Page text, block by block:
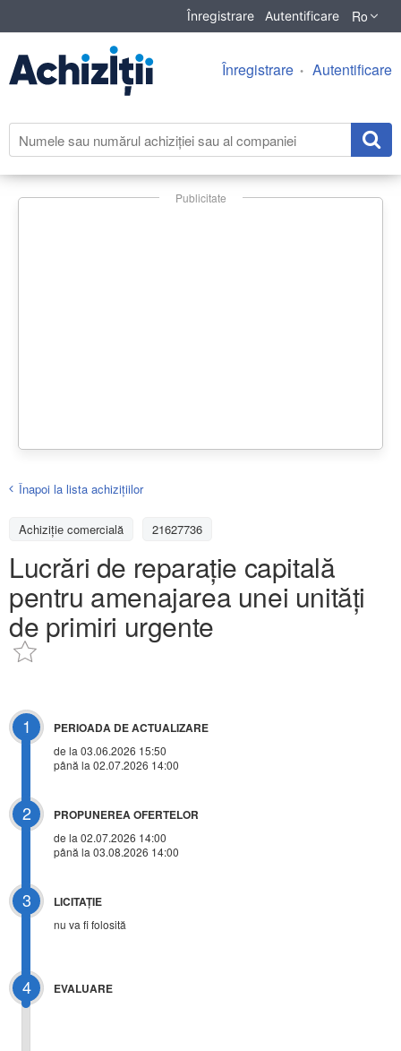
Înregistrare Autentificare Ro
Înregistrare Autentificare
Publicitate
Înapoi la lista achiziţiilor
Achizițiе comercială 21627736
Lucrări de reparație capitală
pentru amenajarea unei unități
de primiri urgente
1 PERIOADA DE ACTUALIZARE
de la 03.06.2026 15:50
până la 02.07.2026 14:00
2 PROPUNEREA OFERTELOR
de la 02.07.2026 14:00
până la 03.08.2026 14:00
3 LICITAŢIE
nu va fi folosită
4 EVALUARE